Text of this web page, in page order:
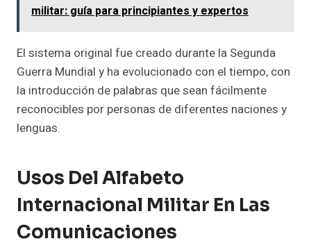
militar: guía para principiantes y expertos
El sistema original fue creado durante la Segunda
Guerra Mundial y ha evolucionado con el tiempo, con
la introducción de palabras que sean fácilmente
reconocibles por personas de diferentes naciones y
lenguas.
Usos Del Alfabeto
Internacional Militar En Las
Comunicaciones